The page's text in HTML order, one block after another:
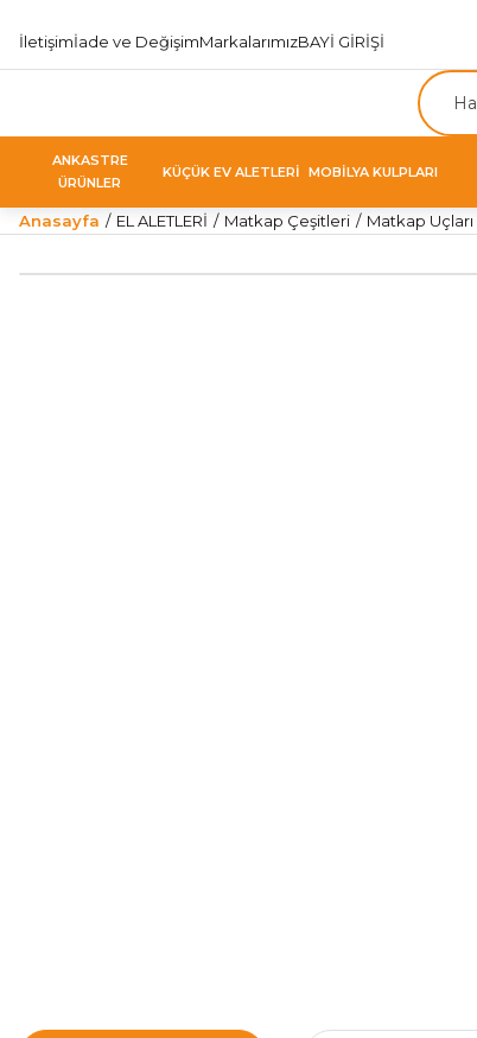
İletişimİade ve DeğişimMarkalarımızBAYİ GİRİŞİ
ANKASTRE
ÜRÜNLER
KÜÇÜK EV ALETLERİ MOBİLYA KULPLARI
Anasayfa EL ALETLERİ Matkap Çeşitleri Matkap Uçları